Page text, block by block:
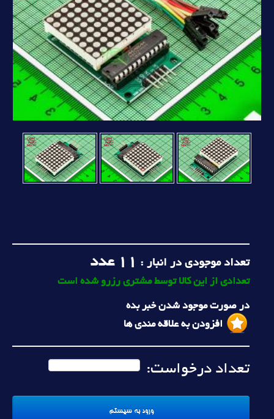
تعداد موجودی در انبار : 11 عدد
تعدادی از این کالا توسط مشتری رزرو شده است
در صورت موجود شدن خبر بده
افزودن به علاقه مندی ها
تعداد درخواست: